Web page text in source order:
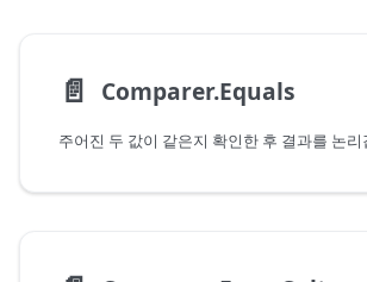
📄️ Comparer.Equals